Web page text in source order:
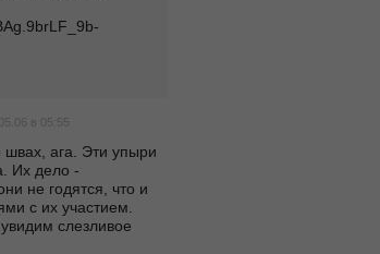
05.06 в 05:55
швах, ага. Эти упыри
Их дело -
не годятся, что и
с их участием.
слезливое